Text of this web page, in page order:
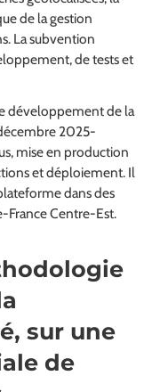
de la gestion
La subvention
de tests et
développement de la
2025-
mise en production
et déploiement. Il
dans des
France Centre-Est.
sur une
de